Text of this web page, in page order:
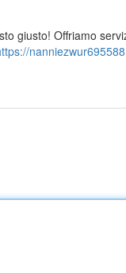
giusto! Offriamo